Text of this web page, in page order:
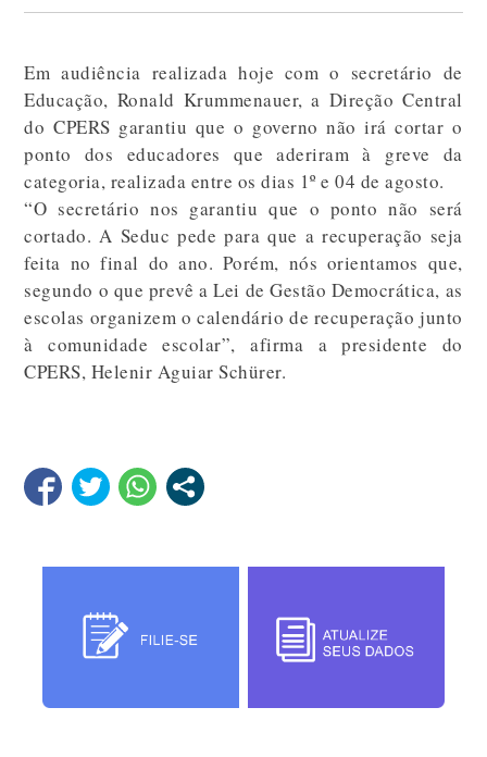
Em audiência realizada hoje com o secretário de
Educação, Ronald Krummenauer, a Direção Central
do CPERS garantiu que o governo não irá cortar o
ponto dos educadores que aderiram à greve da
categoria, realizada entre os dias 1º e 04 de agosto.
“O secretário nos garantiu que o ponto não será
cortado. A Seduc pede para que a recuperação seja
feita no final do ano. Porém, nós orientamos que,
segundo o que prevê a Lei de Gestão Democrática, as
escolas organizem o calendário de recuperação junto
à comunidade escolar”, afirma a presidente do
CPERS, Helenir Aguiar Schürer.